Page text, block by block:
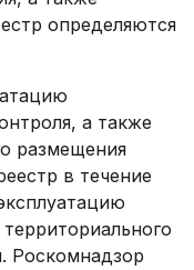
определяются
а также
размещения
в течение
Роскомнадзор